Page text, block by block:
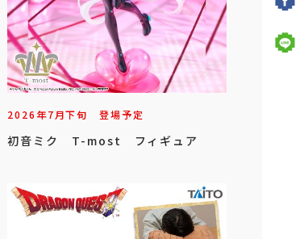
2026年7月下旬 登場予定
初音ミク T-most フィギュア